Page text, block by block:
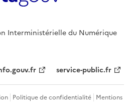
Interministérielle du Numérique
service-public.fr
Politique de confidentialité Mentions